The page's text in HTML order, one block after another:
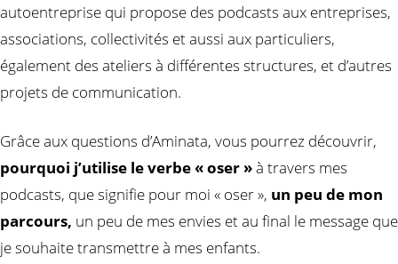
autoentreprise qui propose des podcasts aux entreprises,
associations, collectivités et aussi aux particuliers,
également des ateliers à différentes structures, et d’autres
projets de communication.
Grâce aux questions d’Aminata, vous pourrez découvrir,
pourquoi j’utilise le verbe « oser »à travers mes
podcasts, que signifie pour moi « oser », un peu de mon
parcours, un peu de mes envies et au final le message que
je souhaite transmettre à mes enfants.